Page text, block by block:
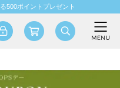
500ポイントプレゼント